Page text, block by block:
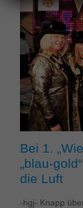
Bei 1.
„blau-
die Luft
-hgj- Knapp